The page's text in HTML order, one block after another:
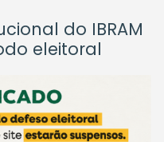
do IBRAM
eleitoral